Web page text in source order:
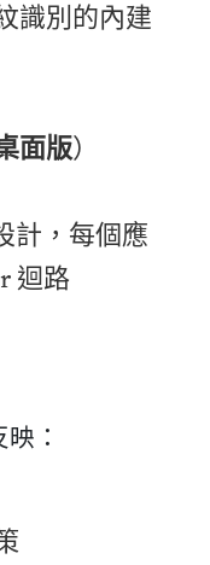
識別的內建
面版）
計，每個應
迴路
：